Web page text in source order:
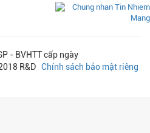
- BVHTT cấp ngày
R&D Chính sách bảo mật riêng